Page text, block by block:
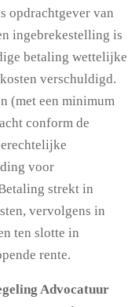
opdrachtgever van
ingebrekestelling is
betaling wettelijke
verschuldigd.
(met een minimum
conform de
voor
strekt in
vervolgens in
ten slotte in
rente.
Advocatuur